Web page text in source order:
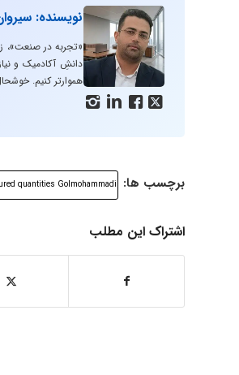
   
نویسنده:
دانشِ آکادمیک و
هموارتر کنیم.
برچسب ها: quantities Golmohammadi
اشتراک این مطلب